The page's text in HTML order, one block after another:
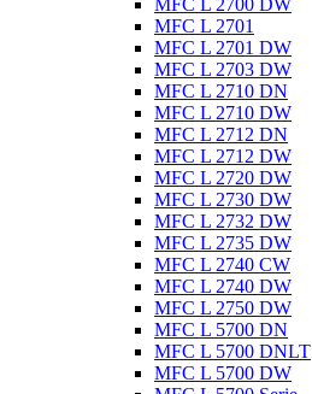
MFC L 2701
MFC L 2701 DW
MFC L 2703 DW
MFC L 2710 DN
MFC L 2710 DW
MFC L 2712 DN
MFC L 2712 DW
MFC L 2720 DW
MFC L 2730 DW
MFC L 2732 DW
MFC L 2735 DW
MFC L 2740 CW
MFC L 2740 DW
MFC L 2750 DW
MFC L 5700 DN
MFC L 5700 DNLT
MFC L 5700 DW